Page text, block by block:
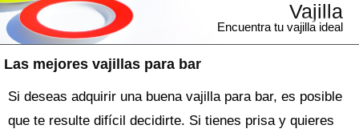
Las mejores vajillas para bar
Vajilla
Encuentra tu vajilla ideal
Si deseas adquirir una buena vajilla para bar, es posible
que te resulte difícil decidirte. Si tienes prisa y quieres